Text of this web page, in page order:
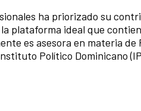
ha priorizado su
plataforma ideal que
es asesora en materia
Político Dominicano